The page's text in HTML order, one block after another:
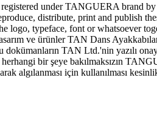
under TANGUERA brand
distribute, print and publish
logo, typeface, font or whatsoever
ve ürünler TAN Dans
TAN Ltd.'nin yazılı
bir şeye bakılmaksızın
algılanması için kullanılması